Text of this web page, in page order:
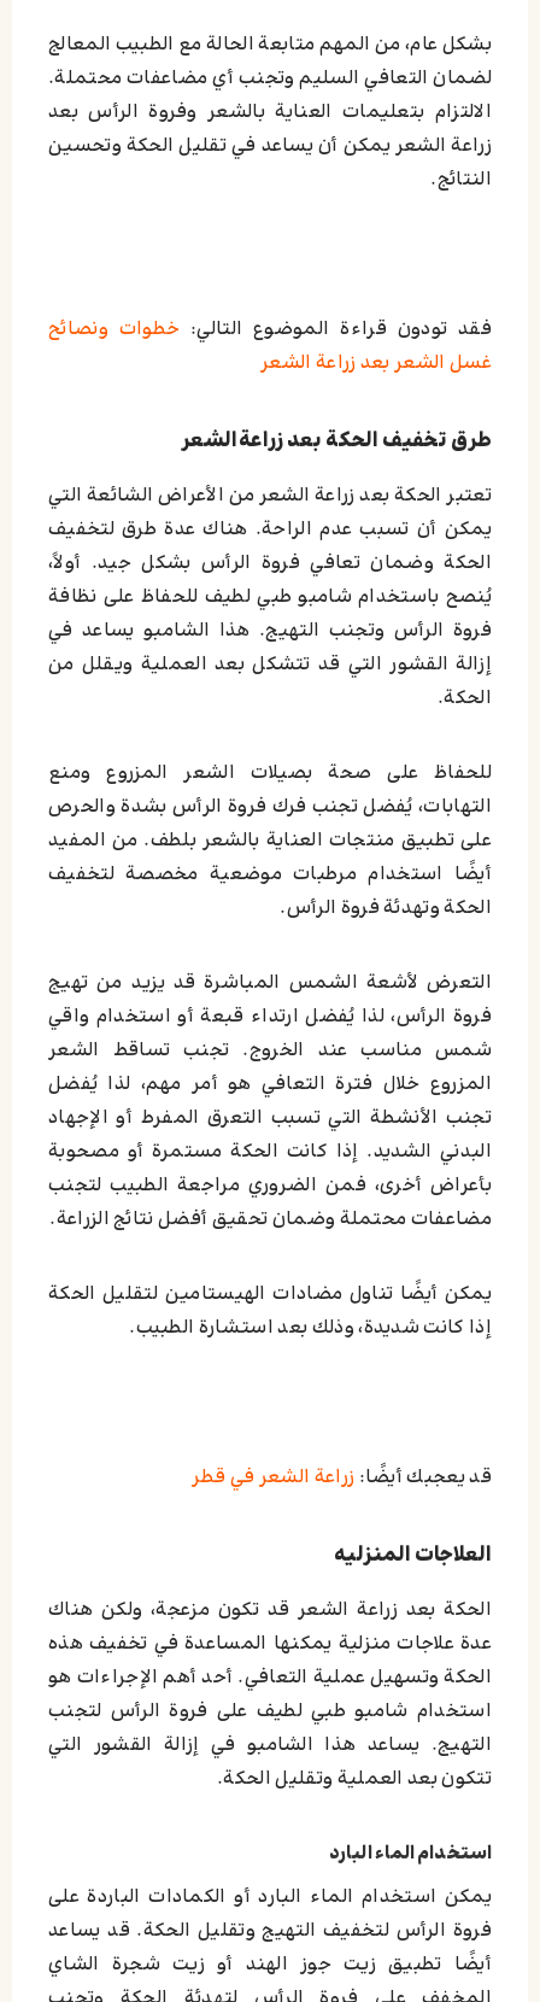
بشكل عام، من المهم متابعة الحالة مع الطبيب المعالج
لضمان التعافي السليم وتجنب أي مضاعفات محتملة.
الالتزام بتعليمات العناية بالشعر وفروة الرأس بعد
زراعة الشعر يمكن أن يساعد في تقليل الحكة وتحسين
النتائج.
فقد تودون قراءة الموضوع التالي: خطوات ونصائح
غسل الشعر بعد زراعة الشعر
طرق تخفیف الحکة بعد زراعةالشعر
تعتبر الحكة بعد زراعة الشعر من الأعراض الشائعة التي
يمكن أن تسبب عدم الراحة. هناك عدة طرق لتخفيف
الحكة وضمان تعافي فروة الرأس بشكل جيد. أولاً،
يُنصح باستخدام شامبو طبي لطيف للحفاظ على نظافة
فروة الرأس وتجنب التهيج. هذا الشامبو يساعد في
إزالة القشور التي قد تتشكل بعد العملية ويقلل من
الحكة.
للحفاظ على صحة بصيلات الشعر المزروع ومنع
التهابات، يُفضل تجنب فرك فروة الرأس بشدة والحرص
على تطبيق منتجات العناية بالشعر بلطف. من المفيد
أيضًا استخدام مرطبات موضعية مخصصة لتخفيف
الحكة وتهدئة فروة الرأس.
التعرض لأشعة الشمس المباشرة قد يزيد من تهيج
فروة الرأس، لذا يُفضل ارتداء قبعة أو استخدام واقي
شمس مناسب عند الخروج. تجنب تساقط الشعر
المزروع خلال فترة التعافي هو أمر مهم، لذا يُفضل
تجنب الأنشطة التي تسبب التعرق المفرط أو الإجهاد
البدني الشديد. إذا كانت الحكة مستمرة أو مصحوبة
بأعراض أخرى، فمن الضروري مراجعة الطبيب لتجنب
مضاعفات محتملة وضمان تحقيق أفضل نتائج الزراعة.
يمكن أيضًا تناول مضادات الهيستامين لتقليل الحكة
إذا كانت شديدة، وذلك بعد استشارة الطبيب.
قد يعجبك أيضًا: زراعة الشعر في قطر
العلاجات المنزلیه
الحكة بعد زراعة الشعر قد تكون مزعجة، ولكن هناك
عدة علاجات منزلية يمكنها المساعدة في تخفيف هذه
الحكة وتسهيل عملية التعافي. أحد أهم الإجراءات هو
استخدام شامبو طبي لطيف على فروة الرأس لتجنب
التهيج. يساعد هذا الشامبو في إزالة القشور التي
تتكون بعد العملية وتقليل الحكة.
استخدام الماء البارد
يمكن استخدام الماء البارد أو الكمادات الباردة على
فروة الرأس لتخفيف التهيج وتقليل الحكة. قد يساعد
أيضًا تطبيق زيت جوز الهند أو زيت شجرة الشاي